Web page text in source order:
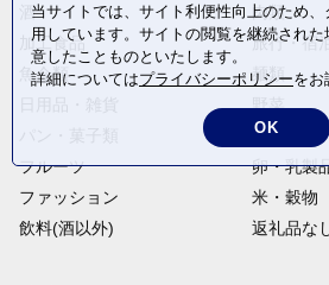
酒
肉類
加工食品
旅行・宿
魚介類
麺類
野菜
電化製品
フルーツ
卵・乳製
ファッション
米・穀物
飲料(酒以外)
返礼品な
当サイトでは、サイト利便性向上のため
用しています。サイトの閲覧を継続され
意したことものといたします。
詳細についてはプライバシーポリシーをお
OK